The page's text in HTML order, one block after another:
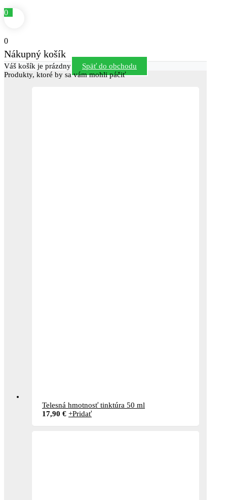
0
0
Nákupný košík
Váš košík je prázdny
Späť do obchodu
Produkty, ktoré by sa vám mohli páčiť
Telesná hmotnosť tinktúra 50 ml
17,90 € +Pridať